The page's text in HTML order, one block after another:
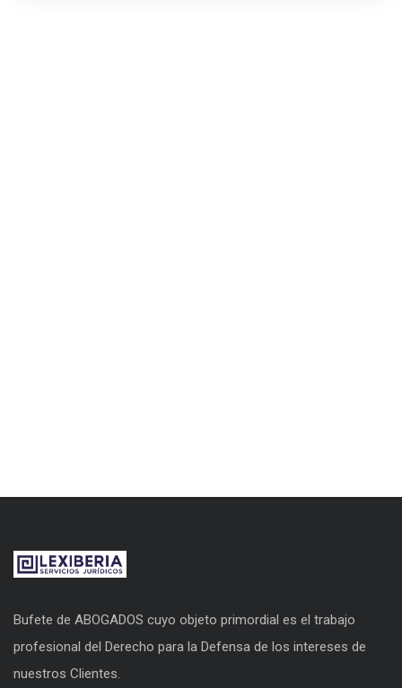
Bufete de ABOGADOS cuyo objeto primordial es el trabajo
profesional del Derecho para la Defensa de los intereses de
nuestros Clientes.